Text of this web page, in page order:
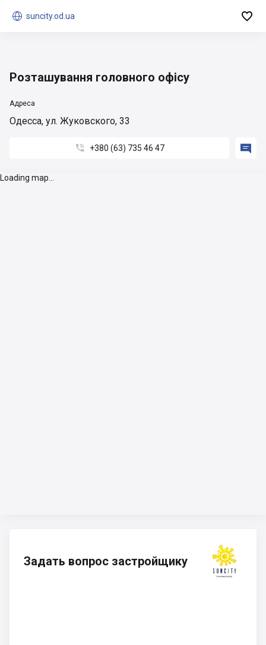
 suncity.od.ua 
Розташування головного офісу
Адреса
Одесса, ул. Жуковского, 33
 +380 (63) 735 46 47 
Loading map...
Задать вопрос застройщику